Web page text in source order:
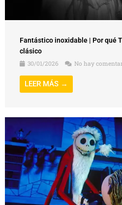
Fantástico inoxidable | Por qué
clásico
30/01/2026
No hay
LEER MÁS →